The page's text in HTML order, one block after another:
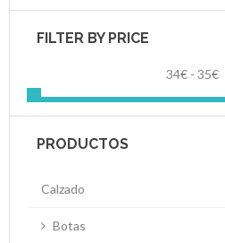
FILTER BY PRICE
34€ - 35€
PRODUCTOS
Calzado
Botas